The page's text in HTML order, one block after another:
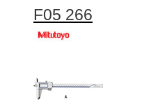
F05 266